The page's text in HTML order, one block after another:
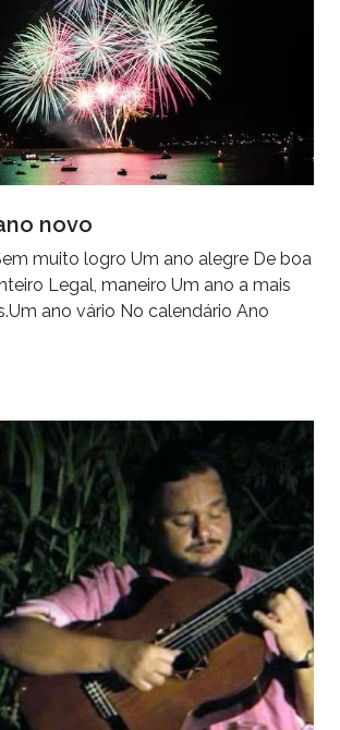
novo
muito logro Um ano alegre De boa
Legal, maneiro Um ano a mais
ano vário No calendário Ano